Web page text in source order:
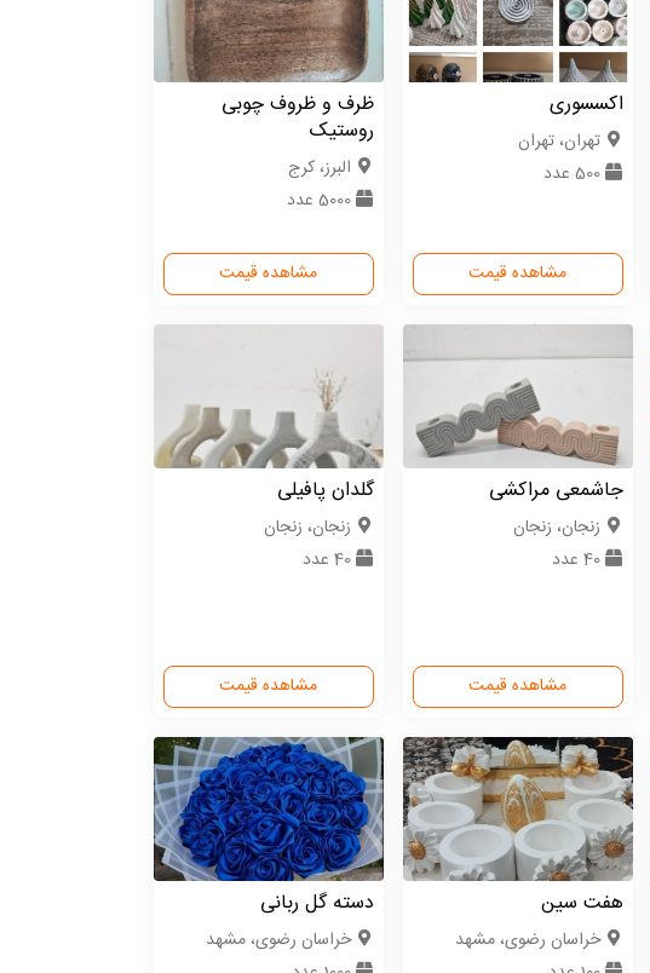
اکسسوری
تهران، تهران
500 عدد
مشاهده قیمت
ظرف و ظروف چوبی
روستیک
البرز، کرج
5000 عدد
مشاهده قیمت
جاشمعی مراکشی
زنجان، زنجان
40 عدد
مشاهده قیمت
گلدان پافیلی
زنجان، زنجان
40 عدد
مشاهده قیمت
هفت سین
خراسان رضوی، مشهد
دسته گل ربانی
خراسان رضوی، مشهد